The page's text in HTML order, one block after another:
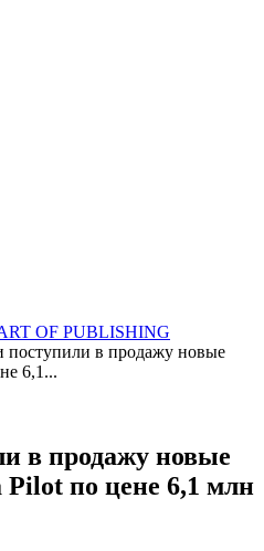
OF PUBLISHING
поступили в продажу новые
6,1...
в продажу новые
Pilot по цене 6,1 млн